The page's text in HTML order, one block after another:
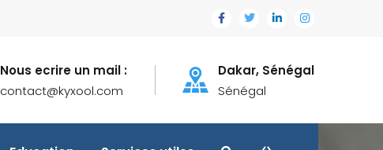
Nous ecrire un mail :
contact@kyxool.com
Dakar, Sénégal
Sénégal